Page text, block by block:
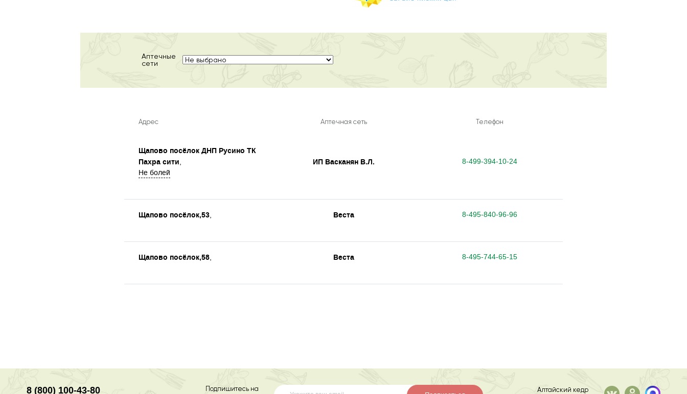
Аптечные
сети
Адрес Аптечная сеть Телефон
Щапово посёлок ДНП Русино ТК
Пахра сити,
Не болей
ИП Васканян В.Л. 8-499-394-10-24
Щапово посёлок,53, Веста 8-495-840-96-96
Щапово посёлок,58, Веста 8-495-744-65-15
8 (800) 100-43-80 Подпишитесь на Алтайский кедр